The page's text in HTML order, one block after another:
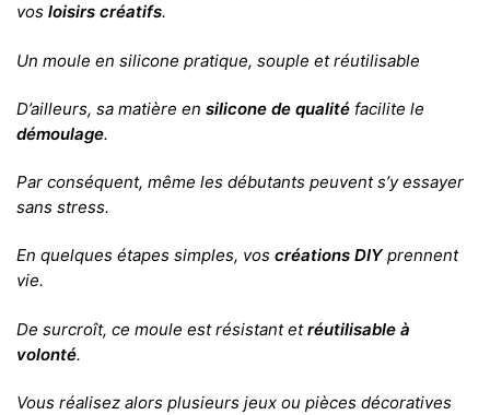
vos loisirs créatifs.
Un moule en silicone pratique, souple et réutilisable
D’ailleurs, sa matière en silicone de qualité facilite le
démoulage.
Par conséquent, même les débutants peuvent s’y essayer
sans stress.
En quelques étapes simples, vos créations DIY prennent
vie.
De surcroît, ce moule est résistant etréutilisable à
volonté.
Vous réalisez alors plusieurs jeux ou pièces décoratives